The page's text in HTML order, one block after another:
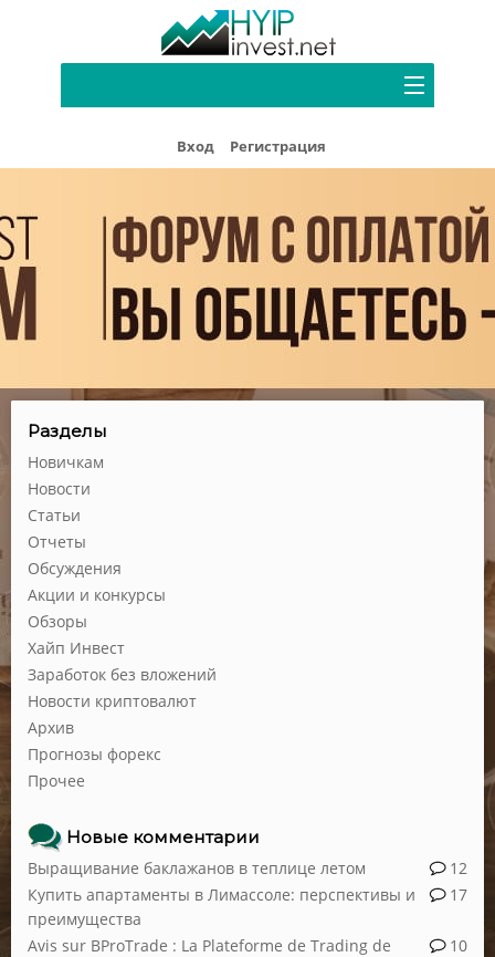
Рефбек
Реклама
Вход Регистрация
Разделы
Новичкам
Новости
Статьи
Отчеты
Обсуждения
Акции и конкурсы
Обзоры
Хайп Инвест
Заработок без вложений
Новости криптовалют
Архив
Прогнозы форекс
Прочее
Новые комментарии
12
Выращивание баклажанов в теплице летом
17
Купить апартаменты в Лимассоле: перспективы и
преимущества
10
Avis sur BProTrade : La Plateforme de Trading de